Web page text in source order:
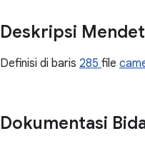
Deskripsi
Definisi di baris 285 file
Dokumentasi